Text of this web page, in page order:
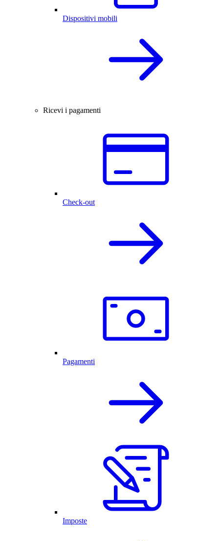
Dispositivi mobili
Ricevi i pagamenti
Check-out
Pagamenti
Imposte